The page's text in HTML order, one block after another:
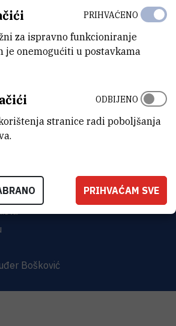
BOŠKOVIĆ
10000 Zagreb
Bošković
za ispravno funkcioniranje
je onemogućiti u postavkama
PRIHVAĆENO
stranice radi poboljšanja
ODBIJENO
PRIHVAĆAM SVE